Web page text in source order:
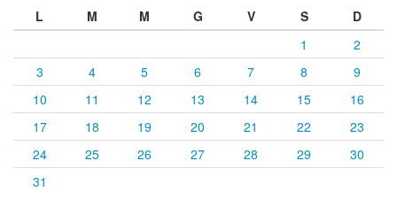
L
M M G V S
D
1
2
3
4 5 6 7 8
9
10
11 12 13 14 15
16
17
18 19 20 21 22
23
24
25 26 27 28 29
30
31